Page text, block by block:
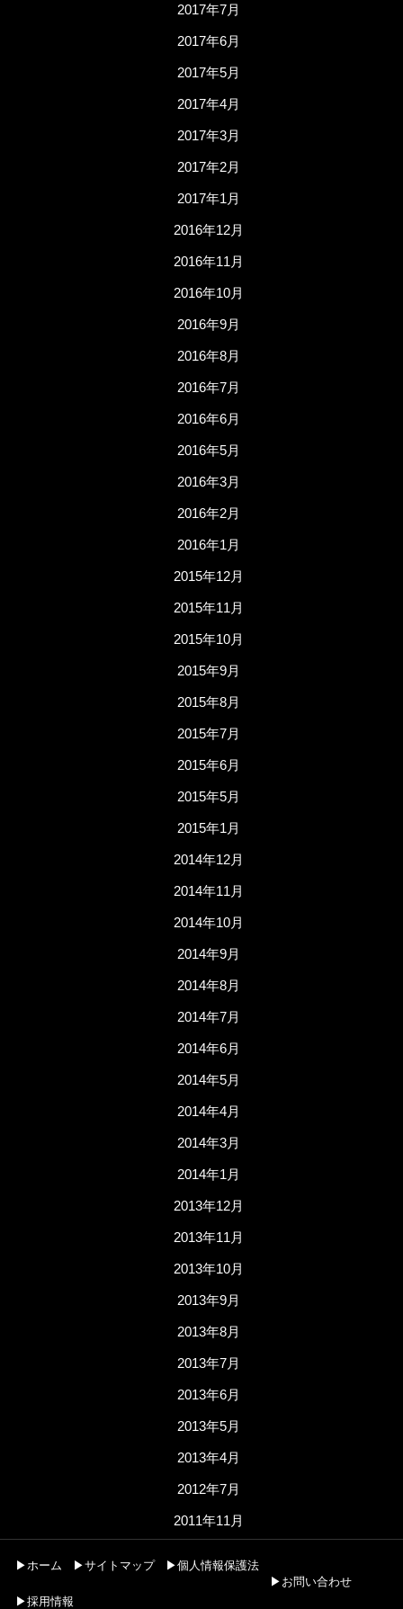
2017年7月
2017年6月
2017年5月
2017年4月
2017年3月
2017年2月
2017年1月
2016年12月
2016年11月
2016年10月
2016年9月
2016年8月
2016年7月
2016年6月
2016年5月
2016年3月
2016年2月
2016年1月
2015年12月
2015年11月
2015年10月
2015年9月
2015年8月
2015年7月
2015年6月
2015年5月
2015年1月
2014年12月
2014年11月
2014年10月
2014年9月
2014年8月
2014年7月
2014年6月
2014年5月
2014年4月
2014年3月
2014年1月
2013年12月
2013年11月
2013年10月
2013年9月
2013年8月
2013年7月
2013年6月
2013年5月
2013年4月
2012年7月
2011年11月
▶ホーム ▶サイトマップ
▶個人情報保護法
▶お問い合わせ
▶採用情報